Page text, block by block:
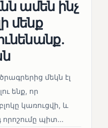
ամեն ինչ
մենք
մեկն էլ
ենք, որ
կառուցվի, և
պիտ...